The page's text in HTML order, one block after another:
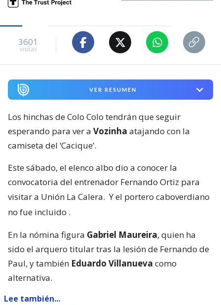
3601
visitas
VER RESUMEN
Los hinchas de Colo Colo tendrán que seguir
esperando para ver a Vozinha atajando con la
camiseta del ‘Cacique’.
Este sábado, el elenco albo dio a conocer la
convocatoria del entrenador Fernando Ortiz para
visitar a Unión La Calera. Y el portero caboverdiano
no fue incluido .
En la nómina figura Gabriel Maureira, quien ha
sido el arquero titular tras la lesión de Fernando de
Paul, y también Eduardo Villanueva como
alternativa.
Lee también...